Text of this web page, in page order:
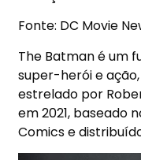
Fonte: DC Movie
The Batman é um
super-herói e
estrelado por
em 2021, baseado
Comics e